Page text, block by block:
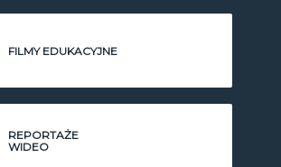
FILMY EDUKACYJNE
REPORTAŻE
WIDEO